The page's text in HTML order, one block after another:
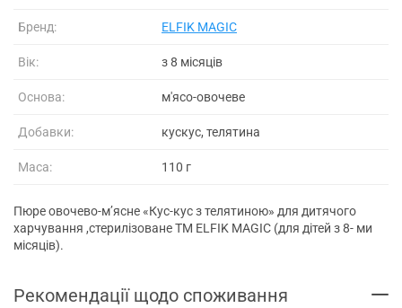
Бренд: ELFIK MAGIC
Вік: з 8 місяців
Основа: м'ясо-овочеве
Добавки: кускус, телятина
Маса: 110 г
Пюре овочево-м’ясне «Кус-кус з телятиною» для дитячого
харчування ,стерилізоване ТМ ELFIK MAGIC (для дітей з 8- ми
місяців).
Рекомендації щодо споживання